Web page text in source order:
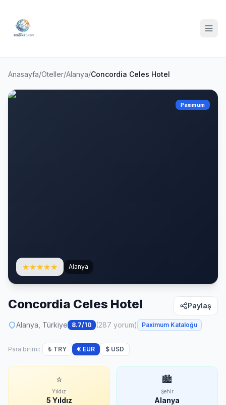
Anasayfa/Oteller/Alanya/Concordia Celes Hotel
★★★★★ Alanya
Paximum
Concordia Celes Hotel Paylaş
Alanya, Türkiye 8.7/10 (287 yorum) Paximum Kataloğu
Para birimi: ₺ TRY € EUR $ USD
⭐
Yıldız
5 Yıldız
🏙
Şehir
Alanya